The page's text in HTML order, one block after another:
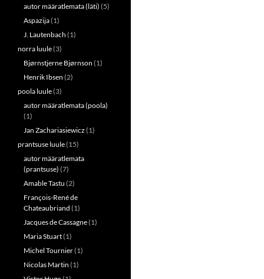
autor määratlemata (läti) (5)
Aspazija(1)
J. Lautenbach (1)
norra luule(3)
Bjørnstjerne Bjørnson (1)
Henrik Ibsen (2)
poola luule(3)
autor määratlemata (poola)
(1)
Jan Zachariasiewicz (1)
prantsuse luule(15)
autor määratlemata
(prantsuse) (7)
Amable Tastu (2)
François-René de
Chateaubriand (1)
Jacques de Cassagne(1)
Maria Stuart(1)
Michel Tournier(1)
Nicolas Martin (1)